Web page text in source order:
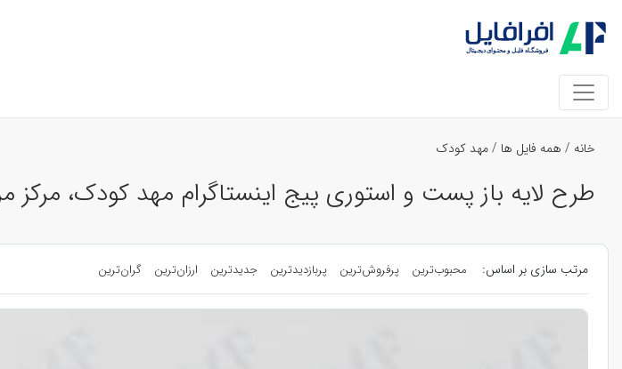
خانه / همه فایل ها /مهد کودک
طرح لایه باز پست و استوری پیج اینستاگرام مهد کودک، مرکز
مرتب سازی بر اساس: محبوب‌ترین پرفروش‌ترین پربازدیدترین جدیدترین ارزان‌ترین گران‌ترین